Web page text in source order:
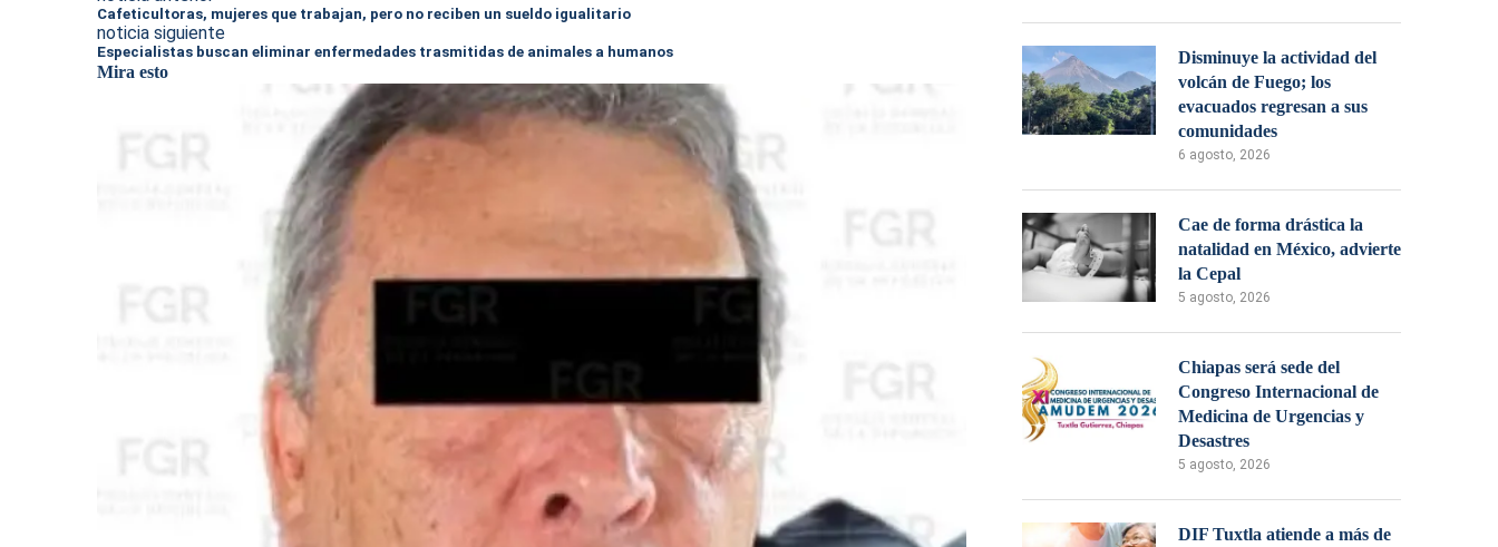
Cafeticultoras, mujeres que trabajan, pero no reciben un sueldo igualitario
noticia siguiente
Especialistas buscan eliminar enfermedades trasmitidas de animales a humanos
Mira esto
Disminuye la actividad del
volcán de Fuego; los
evacuados regresan a sus
comunidades
6 agosto, 2026
Cae de forma drástica la
natalidad en México, advierte
la Cepal
5 agosto, 2026
Chiapas será sede del
Congreso Internacional de
Medicina de Urgencias y
Desastres
5 agosto, 2026
DIF Tuxtla atiende a más de